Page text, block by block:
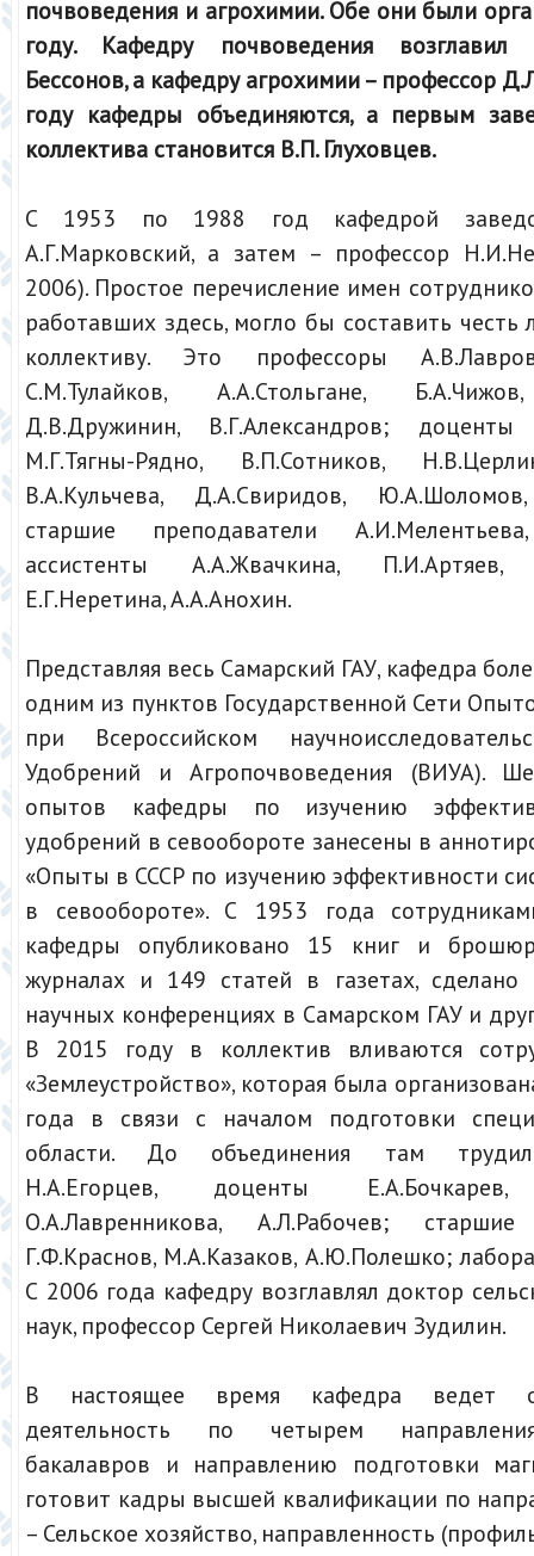
почвоведения и агрохимии. Обе они были
году. Кафедру почвоведения
Бессонов, а кафедру агрохимии – профессор
году кафедры объединяются, а первым
коллектива становится В.П. Глуховцев.
С 1953 по 1988 год кафедрой
А.Г.Марковский, а затем – профессор
2006). Простое перечисление имен
работавших здесь, могло бы составить
коллективу. Это профессоры
С.М.Тулайков, А.А.Стольгане,
Д.В.Дружинин, В.Г.Александров; доценты
М.Г.Тягны-Рядно, В.П.Сотников,
В.А.Кульчева, Д.А.Свиридов,
старшие преподаватели
ассистенты А.А.Жвачкина, П.И.Артяев,
Е.Г.Неретина, А.А.Анохин.
Представляя весь Самарский ГАУ, кафедра
одним из пунктов Государственной Сети
при Всероссийском
Удобрений и Агропочвоведения (ВИУА).
опытов кафедры по изучению
удобрений в севообороте занесены в
«Опыты в СССР по изучению эффективности
в севообороте». С 1953 года
кафедры опубликовано 15 книг и
журналах и 149 статей в газетах,
научных конференциях в Самарском ГАУ и
В 2015 году в коллектив вливаются
«Землеустройство», которая была
года в связи с началом подготовки
области. До объединения там
Н.А.Егорцев, доценты Е.А.Бочкарев,
О.А.Лавренникова, А.Л.Рабочев; старшие
Г.Ф.Краснов, М.А.Казаков, А.Ю.Полешко;
С 2006 года кафедру возглавлял доктор
наук, профессор Сергей Николаевич Зудилин.
В настоящее время кафедра ведет
деятельность по четырем
бакалавров и направлению подготовки
готовит кадры высшей квалификации по
– Сельское хозяйство, направленность